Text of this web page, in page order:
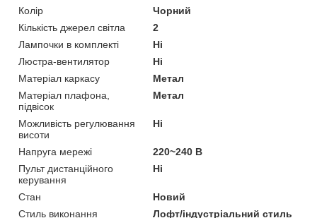
Колір
Чорний
Кількість джерел світла
2
Лампочки в комплекті
Ні
Люстра-вентилятор
Ні
Матеріал каркасу
Метал
Матеріал плафона,
підвісок
Метал
Можливість регулювання
висоти
Ні
Напруга мережі
220~240 В
Пульт дистанційного
керування
Ні
Стан
Новий
Стиль виконання
Лофт/індустріальний стиль